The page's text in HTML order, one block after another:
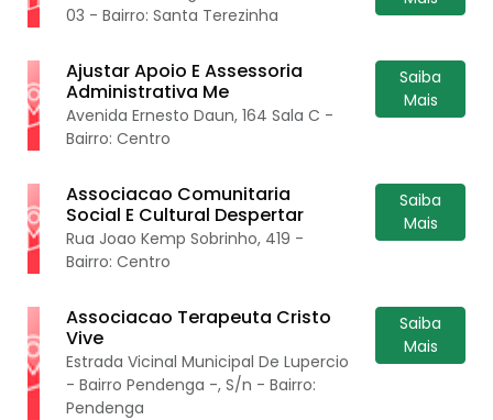
03 - Bairro: Santa Terezinha
Ajustar Apoio E Assessoria
Administrativa Me
Avenida Ernesto Daun, 164 Sala C -
Bairro: Centro
Saiba
Mais
Associacao Comunitaria
Social E Cultural Despertar
Rua Joao Kemp Sobrinho, 419 -
Bairro: Centro
Saiba
Mais
Associacao Terapeuta Cristo
Vive
Estrada Vicinal Municipal De Lupercio
- Bairro Pendenga -, S/n - Bairro:
Pendenga
Saiba
Mais